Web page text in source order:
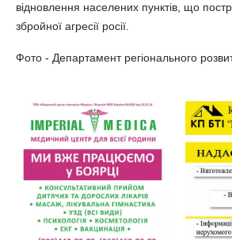
відновлення населених пунктів, що
збройної агресії росії.
Фото - Департамент регіонального